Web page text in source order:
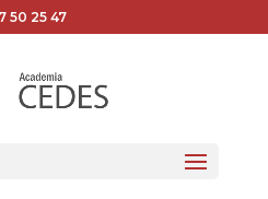
50 25 47